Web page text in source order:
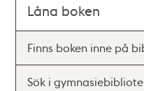
Låna boken
Finns boken inne på
Sök i